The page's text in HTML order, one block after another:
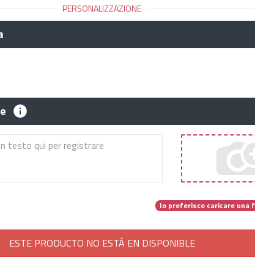
PERSONALIZZAZIONE
Io preferisco caricare una
ESTE PRODUCTO NO ESTÁ EN DISPONIBLE